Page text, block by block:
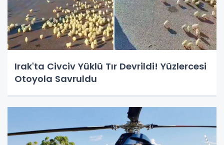
Irak'ta Civciv Yüklü Tır Devrildi! Yüzlercesi
Otoyola Savruldu